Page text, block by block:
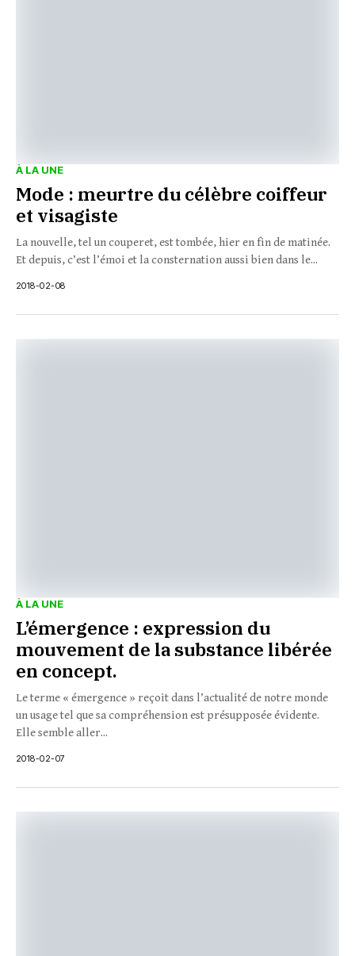
À LA UNE
Mode : meurtre du célèbre coiffeur
et visagiste
La nouvelle, tel un couperet, est tombée, hier en fin de matinée.
Et depuis, c’est l’émoi et la consternation aussi bien dans le...
2018-02-08
À LA UNE
L’émergence : expression du
mouvement de la substance libérée
en concept.
Le terme « émergence » reçoit dans l’actualité de notre monde
un usage tel que sa compréhension est présupposée évidente.
Elle semble aller...
2018-02-07